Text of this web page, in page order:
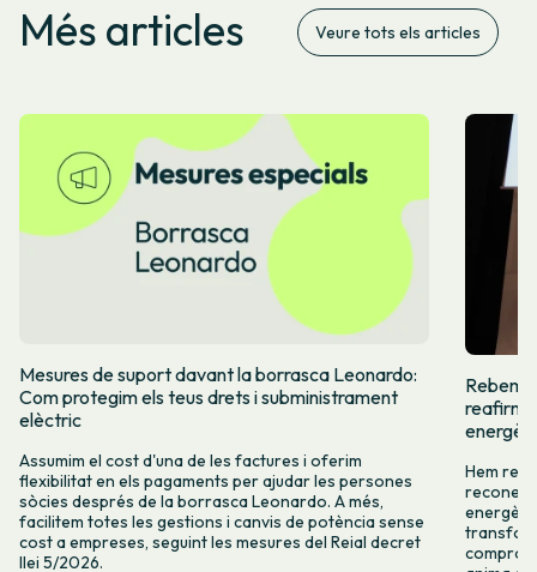
Més articles Veure tots els articles
Mesures de suport davant la borrasca Leonardo:
Com protegim els teus drets i subministrament
elèctric
Assumim el cost d'una de les factures i oferim
flexibilitat en els pagaments per ajudar les persones
sòcies després de la borrasca Leonardo. A més,
facilitem totes les gestions i canvis de potència sense
cost a empreses, seguint les mesures del Reial decret
llei 5/2026.
Rebem
Hem
reconeix